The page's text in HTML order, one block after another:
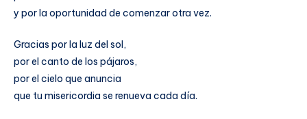
y por la oportunidad de comenzar otra vez.
Gracias por la luz del sol,
por el canto de los pájaros,
por el cielo que anuncia
que tu misericordia se renueva cada día.